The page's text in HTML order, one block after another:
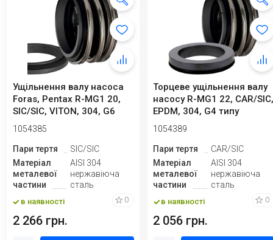
Ущільнення валу насоса
Foras, Pentax R-MG1 20,
SIC/SIC, VITON, 304, G6
1054385
Пари тертя
SIC/SIC
Матеріал
металевої
частини
AISI 304
нержавіюча
сталь
в наявності 0
2 266 грн.
Торцеве ущільнення валу
насосу R-MG1 22, CAR/
EPDM, 304, G4 типу
STERLING...
1054389
Пари тертя
CAR/SIC
Матеріал
металевої
частини
AISI 304
нержавіюча
сталь
в наявності 0
2 056 грн.